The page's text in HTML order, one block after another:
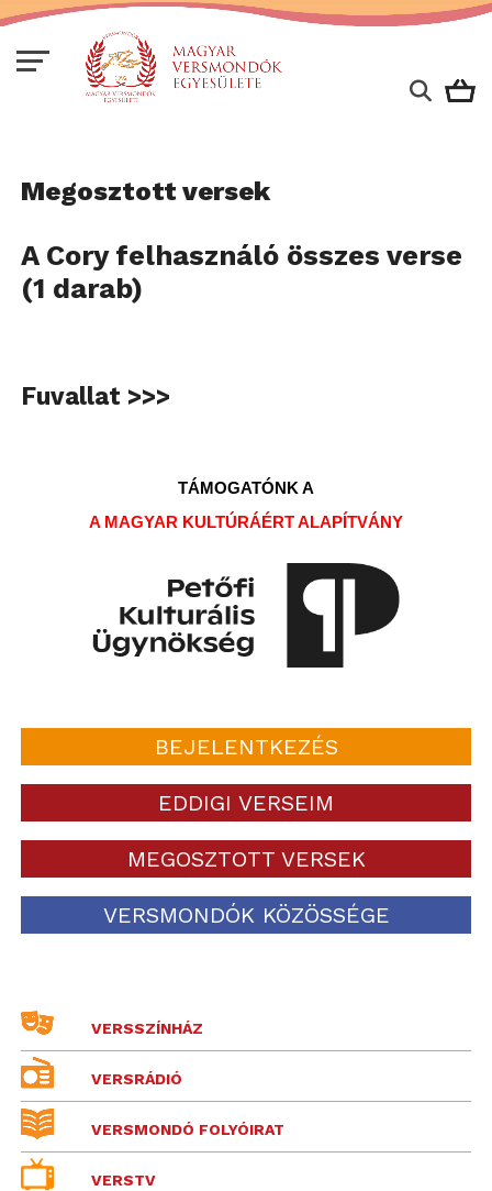
Megosztott versek
A Cory felhasználó összes verse
(1 darab)
Fuvallat >>>
TÁMOGATÓNK A
A MAGYAR KULTÚRÁÉRT ALAPÍTVÁNY
BEJELENTKEZÉS
EDDIGI VERSEIM
MEGOSZTOTT VERSEK
VERSMONDÓK KÖZÖSSÉGE
VERSSZÍNHÁZ
VERSRÁDIÓ
VERSMONDÓ FOLYÓIRAT
VERSTV